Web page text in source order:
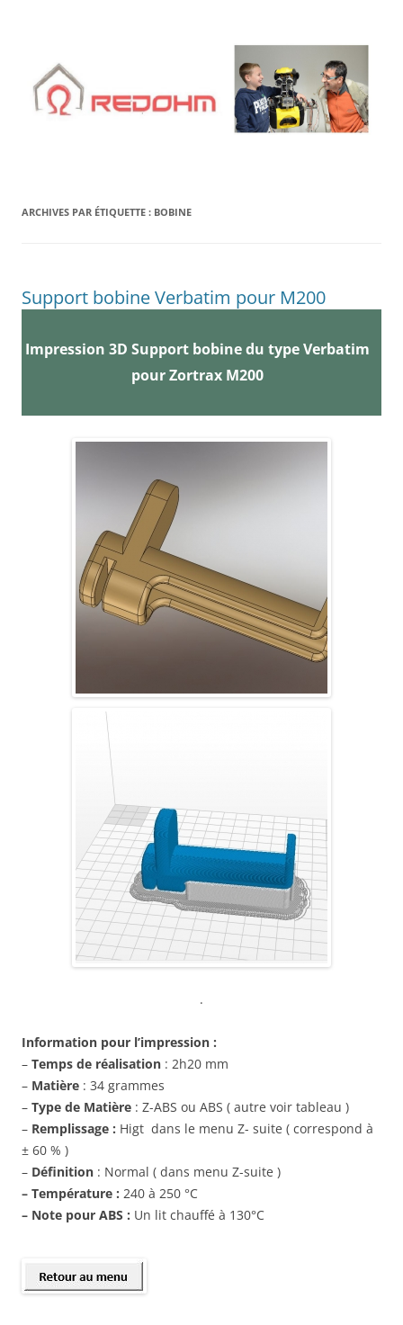
ARCHIVES PAR ÉTIQUETTE : BOBINE
Support bobine Verbatim pour M200
Impression 3D Support bobine du type Verbatim
pour Zortrax M200
.
Information pour l’impression :
– Temps de réalisation : 2h20 mm
– Matière : 34 grammes
– Type de Matière : Z-ABS ou ABS ( autre voir tableau )
– Remplissage : Higt dans le menu Z- suite ( correspond à
± 60 % )
– Définition : Normal ( dans menu Z-suite )
– Température : 240 à 250 °C
– Note pour ABS : Un lit chauffé à 130°C